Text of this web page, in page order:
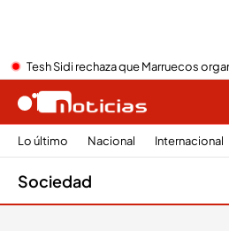
Tesh Sidi rechaza que Marruecos
Lo último Nacional Internacional
Sociedad